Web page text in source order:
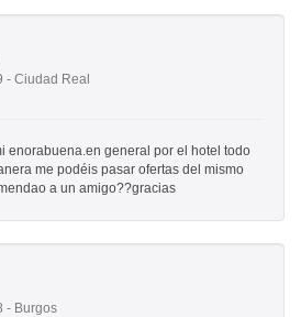
- Ciudad Real
enorabuena.en general por el hotel todo
me podéis pasar ofertas del mismo
a un amigo??gracias
- Burgos